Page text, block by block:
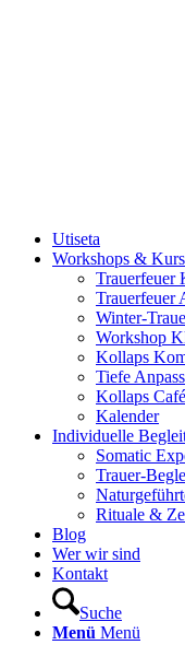
Utiseta
Workshops &
Trauerfeuer
Trauerfeuer
Winter-
Workshop
Kollaps
Tiefe
Kollaps
Kalender
Individuelle
Somatic
Trauer-
Rituale &
Blog
Wer wir sind
Kontakt
Suche
Menü Menü